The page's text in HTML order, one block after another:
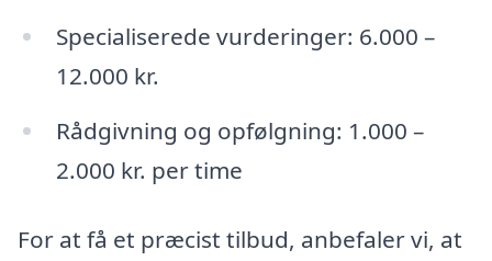
Specialiserede vurderinger: 6.000 –
12.000 kr.
Rådgivning og opfølgning: 1.000 –
2.000 kr. per time
For at få et præcist tilbud, anbefaler vi, at